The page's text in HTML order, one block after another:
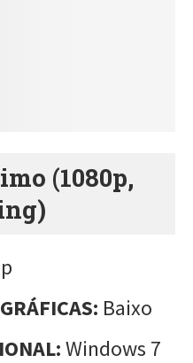
(1080p,
Baixo
Windows 7